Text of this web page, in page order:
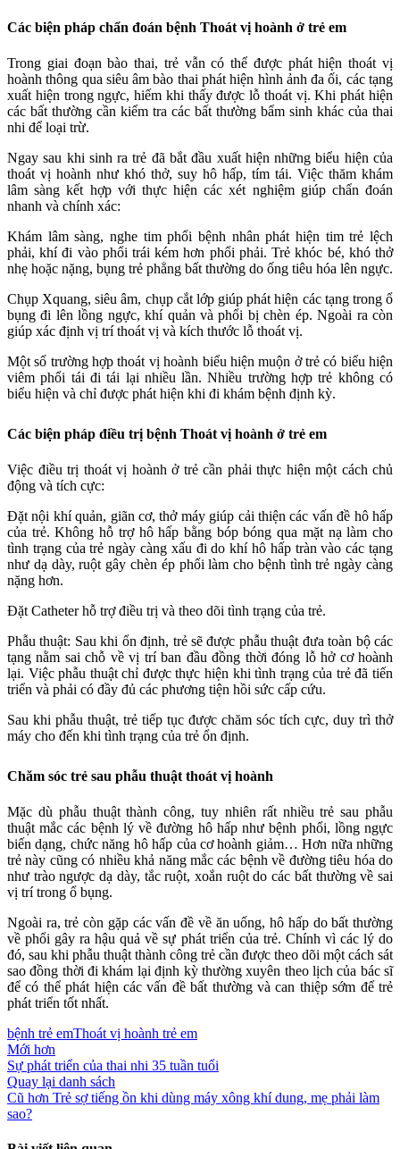
Các biện pháp chẩn đoán bệnh Thoát vị hoành ở trẻ em
Trong giai đoạn bào thai, trẻ vẫn có thể được phát hiện thoát vị
hoành thông qua siêu âm bào thai phát hiện hình ảnh đa ối, các tạng
xuất hiện trong ngực, hiếm khi thấy được lỗ thoát vị. Khi phát hiện
các bất thường cần kiểm tra các bất thường bẩm sinh khác của thai
nhi để loại trừ.
Ngay sau khi sinh ra trẻ đã bắt đầu xuất hiện những biểu hiện của
thoát vị hoành như khó thở, suy hô hấp, tím tái. Việc thăm khám
lâm sàng kết hợp với thực hiện các xét nghiệm giúp chẩn đoán
nhanh và chính xác:
Khám lâm sàng, nghe tim phổi bệnh nhân phát hiện tim trẻ lệch
phải, khí đi vào phổi trái kém hơn phổi phải. Trẻ khóc bé, khó thở
nhẹ hoặc nặng, bụng trẻ phẳng bất thường do ống tiêu hóa lên ngực.
Chụp Xquang, siêu âm, chụp cắt lớp giúp phát hiện các tạng trong ổ
bụng đi lên lồng ngực, khí quản và phổi bị chèn ép. Ngoài ra còn
giúp xác định vị trí thoát vị và kích thước lỗ thoát vị.
Một số trường hợp thoát vị hoành biểu hiện muộn ở trẻ có biểu hiện
viêm phổi tái đi tái lại nhiều lần. Nhiều trường hợp trẻ không có
biểu hiện và chỉ được phát hiện khi đi khám bệnh định kỳ.
Các biện pháp điều trị bệnh Thoát vị hoành ở trẻ em
Việc điều trị thoát vị hoành ở trẻ cần phải thực hiện một cách chủ
động và tích cực:
Đặt nội khí quản, giãn cơ, thở máy giúp cải thiện các vấn đề hô hấp
của trẻ. Không hỗ trợ hô hấp bằng bóp bóng qua mặt nạ làm cho
tình trạng của trẻ ngày càng xấu đi do khí hô hấp tràn vào các tạng
như dạ dày, ruột gây chèn ép phổi làm cho bệnh tình trẻ ngày càng
nặng hơn.
Đặt Catheter hỗ trợ điều trị và theo dõi tình trạng của trẻ.
Phẫu thuật: Sau khi ổn định, trẻ sẽ được phẫu thuật đưa toàn bộ các
tạng nằm sai chỗ về vị trí ban đầu đồng thời đóng lỗ hở cơ hoành
lại. Việc phẫu thuật chỉ được thực hiện khi tình trạng của trẻ đã tiến
triển và phải có đầy đủ các phương tiện hồi sức cấp cứu.
Sau khi phẫu thuật, trẻ tiếp tục được chăm sóc tích cực, duy trì thở
máy cho đến khi tình trạng của trẻ ổn định.
Chăm sóc trẻ sau phẫu thuật thoát vị hoành
Mặc dù phẫu thuật thành công, tuy nhiên rất nhiều trẻ sau phẫu
thuật mắc các bệnh lý về đường hô hấp như bệnh phổi, lồng ngực
biến dạng, chức năng hô hấp của cơ hoành giảm… Hơn nữa những
trẻ này cũng có nhiều khả năng mắc các bệnh về đường tiêu hóa do
như trào ngược dạ dày, tắc ruột, xoắn ruột do các bất thường về sai
vị trí trong ổ bụng.
Ngoài ra, trẻ còn gặp các vấn đề về ăn uống, hô hấp do bất thường
về phổi gây ra hậu quả về sự phát triển của trẻ. Chính vì các lý do
đó, sau khi phẫu thuật thành công trẻ cần được theo dõi một cách sát
sao đồng thời đi khám lại định kỳ thường xuyên theo lịch của bác sĩ
để có thể phát hiện các vấn đề bất thường và can thiệp sớm để trẻ
phát triển tốt nhất.
bệnh trẻ emThoát vị hoành trẻ em
Mới hơn
Sự phát triển của thai nhi 35 tuần tuổi
Quay lại danh sách
Cũ hơn Trẻ sợ tiếng ồn khi dùng máy xông khí dung, mẹ phải làm
sao?